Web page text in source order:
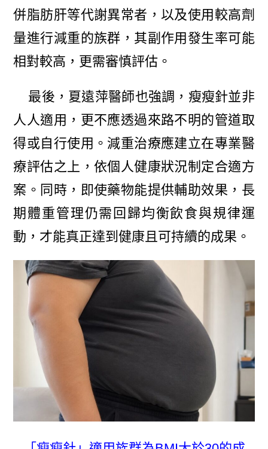
併脂肪肝等代謝異常者，以及使用較高劑
量進行減重的族群，其副作用發生率可能
相對較高，更需審慎評估。
最後，夏遠萍醫師也強調，瘦瘦針並非
人人適用，更不應透過來路不明的管道取
得或自行使用。減重治療應建立在專業醫
療評估之上，依個人健康狀況制定合適方
案。同時，即使藥物能提供輔助效果，長
期體重管理仍需回歸均衡飲食與規律運
動，才能真正達到健康且可持續的成果。